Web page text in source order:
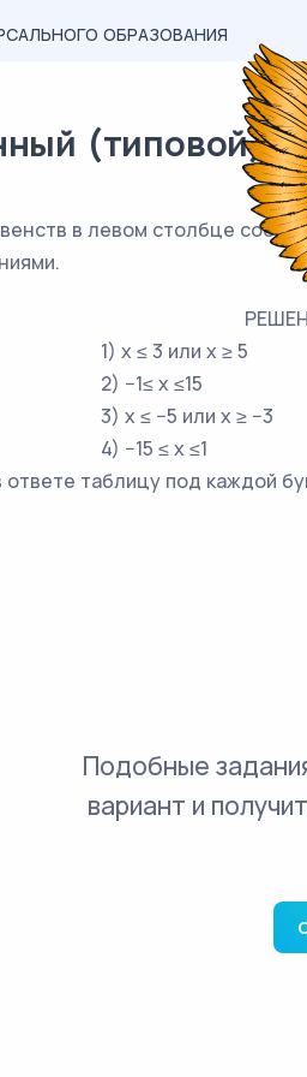
ОБРАЗОВАНИЯ
(типовой)
в левом столбце
1) x ≤ 3 или x ≥ 5
2) −1≤ x ≤15
3) x ≤ −5 или x ≥ −3
4) −15 ≤ x ≤1
таблицу под каждой
Подобные
вариант и